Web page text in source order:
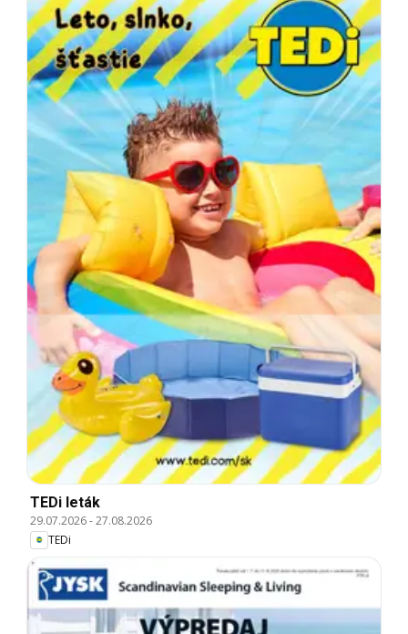
TEDi leták
29.07.2026-27.08.2026
TEDi